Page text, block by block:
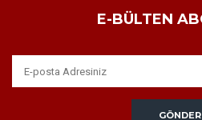
E-BÜLTEN
GÖNDER